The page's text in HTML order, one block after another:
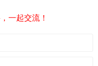
一起交流！